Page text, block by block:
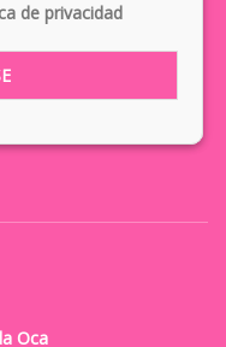
de privacidad
Oca